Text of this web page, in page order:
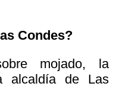
Condes?
mojado, la
alcaldía de Las